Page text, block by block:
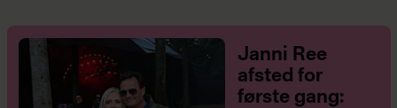
Janni Ree
afsted for
første gang: